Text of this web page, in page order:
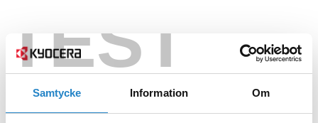
TEST
Samtycke Information Om